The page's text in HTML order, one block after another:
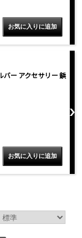
バー アクセサリー 鋲